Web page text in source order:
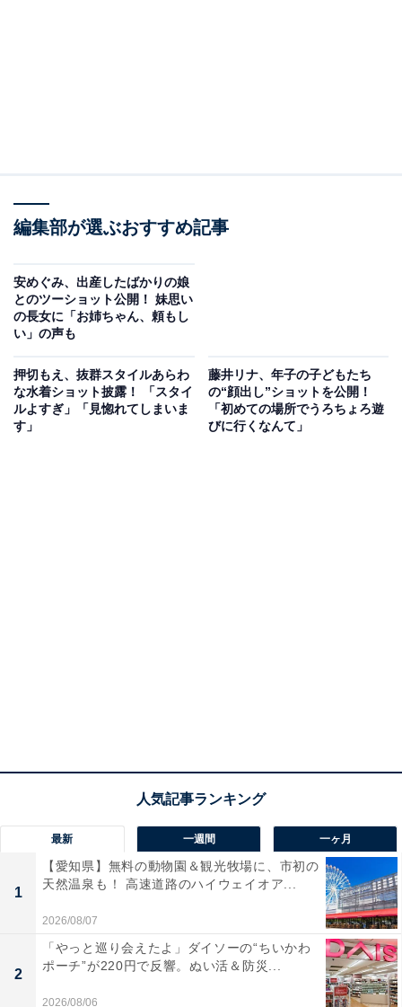
編集部が選ぶおすすめ記事
安めぐみ、出産したばかりの娘
とのツーショット公開！ 妹思い
の長女に「お姉ちゃん、頼もし
い」の声も
押切もえ、抜群スタイルあらわ
な水着ショット披露！ 「スタイ
ルよすぎ」「見惚れてしまいま
す」
藤井リナ、年子の子どもたち
の“顔出し”ショットを公開！
「初めての場所でうろちょろ遊
びに行くなんて」
最新 一週間 一ヶ月
1
【愛知県】無料の動物園＆観光牧場に、市初の
天然温泉も！ 高速道路のハイウェイオア...
2026/08/07
2
「やっと巡り会えたよ」ダイソーの“ちいかわ
ポーチ”が220円で反響。ぬい活＆防災...
2026/08/06